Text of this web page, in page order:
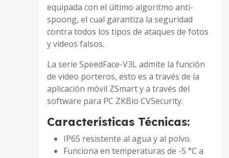
equipada con el último algoritmo anti-
spoong, el cual garantiza la seguridad
contra todos los tipos de ataques de fotos
y vídeos falsos.
La serie SpeedFace-V3L admite la función
de video porteros, esto es a través de la
aplicación móvil ZSmart y a través del
software para PC ZKBio CVSecurity.
Características Técnicas:
IP65 resistente al agua y al polvo.
Funciona en temperaturas de -5 °C a